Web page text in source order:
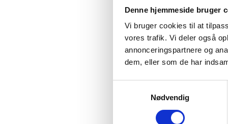
Denne hjemmeside bruger
Vi bruger cookies til at
vores trafik. Vi deler også
annonceringspartnere og
dem, eller som de har
Nødvendig